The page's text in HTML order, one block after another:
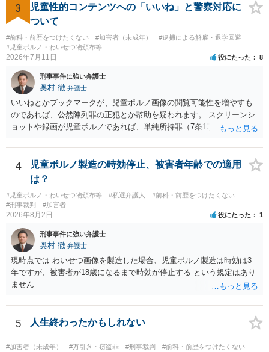
相談を受けられたうえで対処方法を探された方がよいと思われます。
一般論でいえば、任意取り調べの場合、ＩＣレコーダーを持参して取
3
児童性的コンテンツへの「いいね」と警察対応に
ついて
#前科・前歴をつけたくない #加害者（未成年）
#逮捕による解雇・退学回避
#児童ポルノ・わいせつ物頒布等
2026年7月11日 役にたった 8
刑事事件に強い弁護士
奥村 徹 弁護士
いいねとかブックマークが、児童ポルノ画像の閲覧可能性を増やすも
のであれば、公然陳列罪の正犯とか幇助を疑われます。 スクリーンシ
ョットや録画が児童ポルノであれば、単純所持罪（7条1項）になりま
ポルノ画像の陳列者の関連先として、任意で取調を受けた人はいま
す。 snsのサーバー凍結の具体的理由はわかりませんが、児童ポルノ
であれば、日本警察に連絡されて、日本の刑罰法規に触れる点があれ
ば、捜査を受けることがあります。
4
児童ポルノ製造の時効停止、被害者年齢での適用
は？
#児童ポルノ・わいせつ物頒布等 #私選弁護人
#前科・前歴をつけたくない
#刑事裁判
#加害者
2026年8月2日 役にたった 1
刑事事件に強い弁護士
奥村 徹 弁護士
現時点では わいせつ画像を製造した場合、児童ポルノ製造は時効は3
年ですが、被害者が18歳になるまで時効が停止する という規定はあり
ません
5 人生終わったかもしれない
#加害者（未成年） #万引き・窃盗罪 #刑事裁判 #前科・前歴をつけたくない